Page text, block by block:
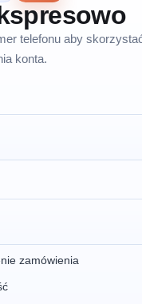
telefonu aby
konta.
zamówienia